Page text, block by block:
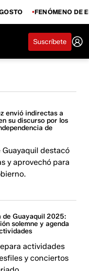
FENÓMENO DE
Suscríbete
envió indirectas a
su discurso por los
de
Guayaquil destacó
y aprovechó para
de Guayaquil 2025:
solemne y agenda
actividades
y conciertos